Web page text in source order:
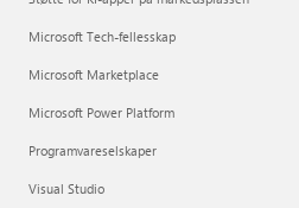
Microsoft Tech-fellesskap
Microsoft Marketplace
Microsoft Power Platform
Programvareselskaper
Visual Studio